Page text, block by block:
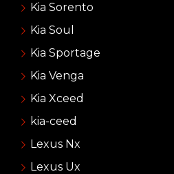
Kia Sorento
Kia Soul
Kia Sportage
Kia Venga
Kia Xceed
kia-ceed
Lexus Nx
Lexus Ux